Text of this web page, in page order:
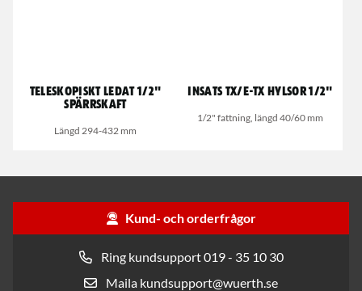
Teleskopiskt ledat 1/2"
Spärrskaft
Längd 294-432 mm
Insats TX/E-TX hylsor 1/2"
1/2" fattning, längd 40/60 mm
Kund- och orderfrågor
Ring kundsupport 019 - 35 10 30
Maila kundsupport@wuerth.se